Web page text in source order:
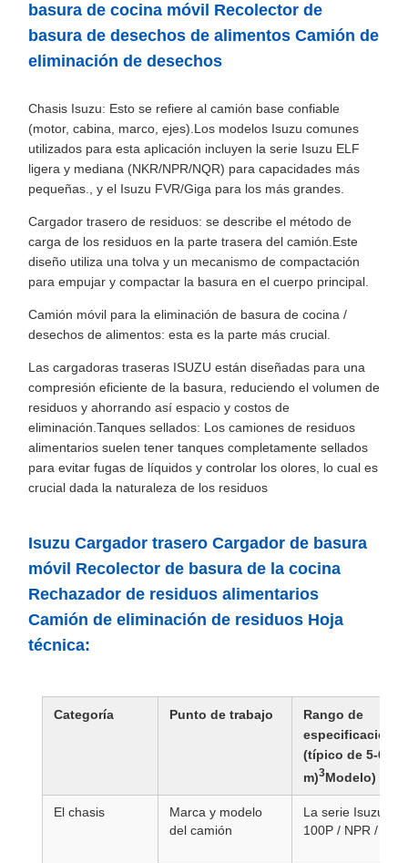
basura de cocina móvil Recolector de
basura de desechos de alimentos Camión de
eliminación de desechos
Chasis Isuzu: Esto se refiere al camión base confiable
(motor, cabina, marco, ejes).Los modelos Isuzu comunes
utilizados para esta aplicación incluyen la serie Isuzu ELF
ligera y mediana (NKR/NPR/NQR) para capacidades más
pequeñas., y el Isuzu FVR/Giga para los más grandes.
Cargador trasero de residuos: se describe el método de
carga de los residuos en la parte trasera del camión.Este
diseño utiliza una tolva y un mecanismo de compactación
para empujar y compactar la basura en el cuerpo principal.
Camión móvil para la eliminación de basura de cocina /
desechos de alimentos: esta es la parte más crucial.
Las cargadoras traseras ISUZU están diseñadas para una
compresión eficiente de la basura, reduciendo el volumen de
residuos y ahorrando así espacio y costos de
eliminación.Tanques sellados: Los camiones de residuos
alimentarios suelen tener tanques completamente sellados
para evitar fugas de líquidos y controlar los olores, lo cual es
crucial dada la naturaleza de los residuos
Isuzu Cargador trasero Cargador de basura
móvil Recolector de basura de la cocina
Rechazador de residuos alimentarios
Camión de eliminación de residuos Hoja
técnica:
Categoría Punto de trabajo
Rango de
especificación
(típico de 5-6
m)3Modelo)
El chasis
Marca y modelo
del camión
La serie Isuzu
100P / NPR /